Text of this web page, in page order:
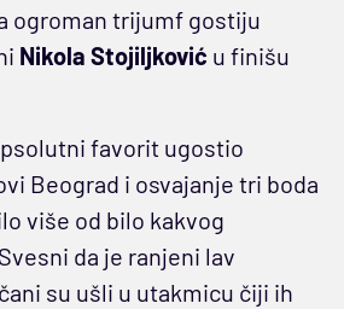
ogroman trijumf gostiju
Nikola Stojiljković u finišu
favorit ugostio
Beograd i osvajanje tri boda
više od bilo kakvog
da je ranjeni lav
su ušli u utakmicu čiji ih